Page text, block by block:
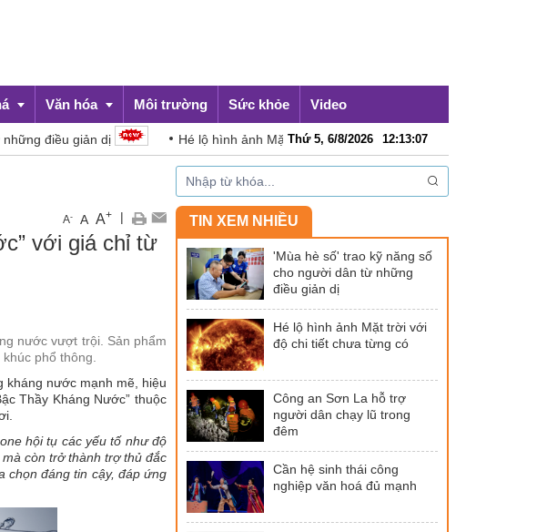
Văn hóa Môi trường Sức khỏe Video
giản dị Hé lộ hình ảnh Mặt trời với độ chi tiết chưa từng có
Thứ 5, 6/8/2026 12:13:09
A- A A+ |
với giá chỉ từ
nước vượt trội. Sản phẩm
phổ thông.
kháng nước mạnh mẽ, hiệu
Thầy Kháng Nước” thuộc
hội tụ các yếu tố như độ
còn trở thành trợ thủ đắc
chọn đáng tin cậy, đáp ứng
TIN XEM NHIỀU
'Mùa hè số' trao kỹ năng số
cho người dân từ những
điều giản dị
Hé lộ hình ảnh Mặt trời với
độ chi tiết chưa từng có
Công an Sơn La hỗ trợ
người dân chạy lũ trong
đêm
Cần hệ sinh thái công
nghiệp văn hoá đủ mạnh